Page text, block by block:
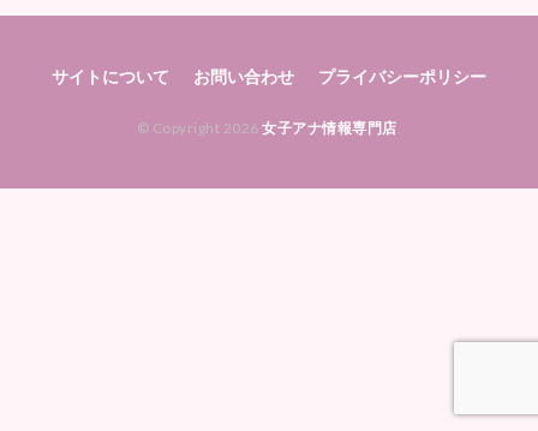
サイトについて お問い合わせ プライバシーポリシー
© Copyright 2026女子アナ情報専門店.